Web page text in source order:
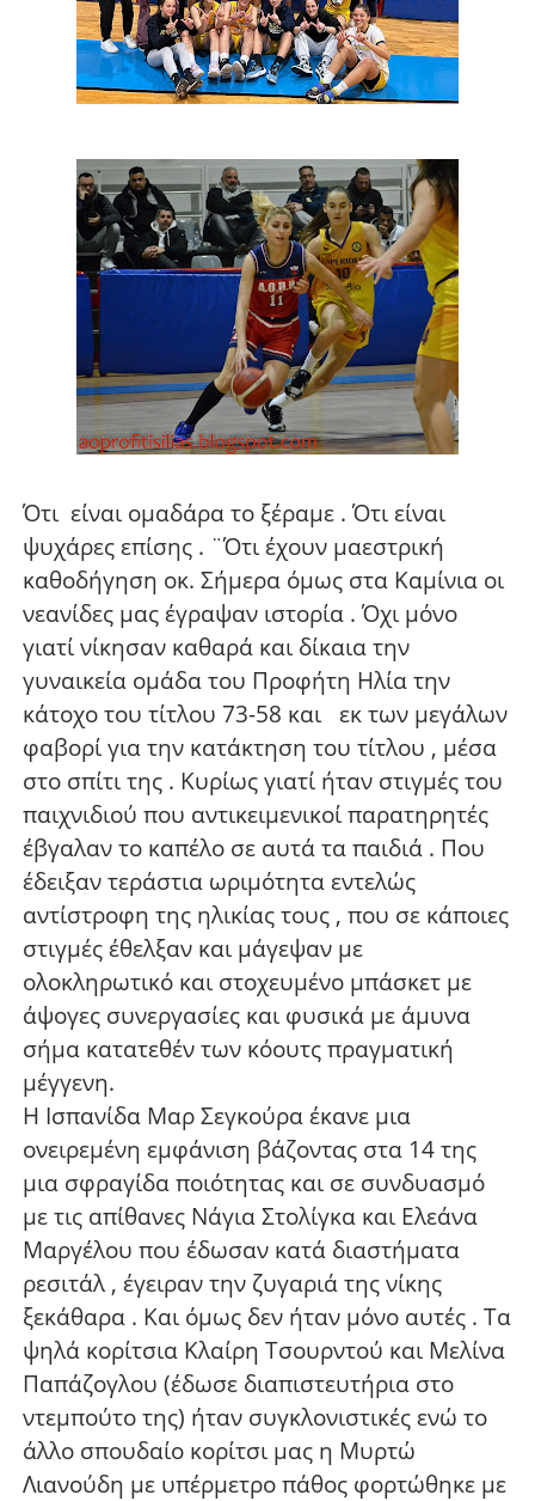
Ότι είναι ομαδάρα το ξέραμε . Ότι είναι
ψυχάρες επίσης . ¨Ότι έχουν μαεστρική
καθοδήγηση οκ. Σήμερα όμως στα Καμίνια οι
νεανίδες μας έγραψαν ιστορία . Όχι μόνο
γιατί νίκησαν καθαρά και δίκαια την
γυναικεία ομάδα του Προφήτη Ηλία την
κάτοχο του τίτλου 73-58 και εκ των μεγάλων
φαβορί για την κατάκτηση του τίτλου , μέσα
στο σπίτι της . Κυρίως γιατί ήταν στιγμές του
παιχνιδιού που αντικειμενικοί παρατηρητές
έβγαλαν το καπέλο σε αυτά τα παιδιά . Που
έδειξαν τεράστια ωριμότητα εντελώς
αντίστροφη της ηλικίας τους , που σε κάποιες
στιγμές έθελξαν και μάγεψαν με
ολοκληρωτικό και στοχευμένο μπάσκετ με
άψογες συνεργασίες και φυσικά με άμυνα
σήμα κατατεθέν των κόουτς πραγματική
μέγγενη.
Η Ισπανίδα Μαρ Σεγκούρα έκανε μια
ονειρεμένη εμφάνιση βάζοντας στα 14 της
μια σφραγίδα ποιότητας και σε συνδυασμό
με τις απίθανες Νάγια Στολίγκα και Ελεάνα
Μαργέλου που έδωσαν κατά διαστήματα
ρεσιτάλ , έγειραν την ζυγαριά της νίκης
ξεκάθαρα . Και όμως δεν ήταν μόνο αυτές . Τα
ψηλά κορίτσια Κλαίρη Τσουρντού και Μελίνα
Παπάζογλου (έδωσε διαπιστευτήρια στο
ντεμπούτο της) ήταν συγκλονιστικές ενώ το
άλλο σπουδαίο κορίτσι μας η Μυρτώ
Λιανούδη με υπέρμετρο πάθος φορτώθηκε με